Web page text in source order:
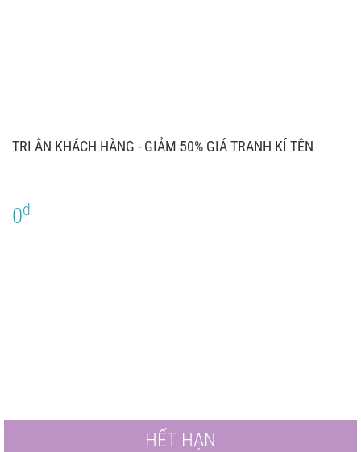
TRI ÂN KHÁCH HÀNG - GIẢM 50% GIÁ TRANH KÍ TÊN
0đ
HẾT HẠN